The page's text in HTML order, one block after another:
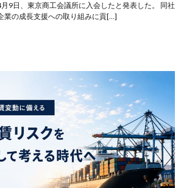
9日、東京商工会議所に入会したと発表した。 同社
業の成長支援への取り組みに貢[…]